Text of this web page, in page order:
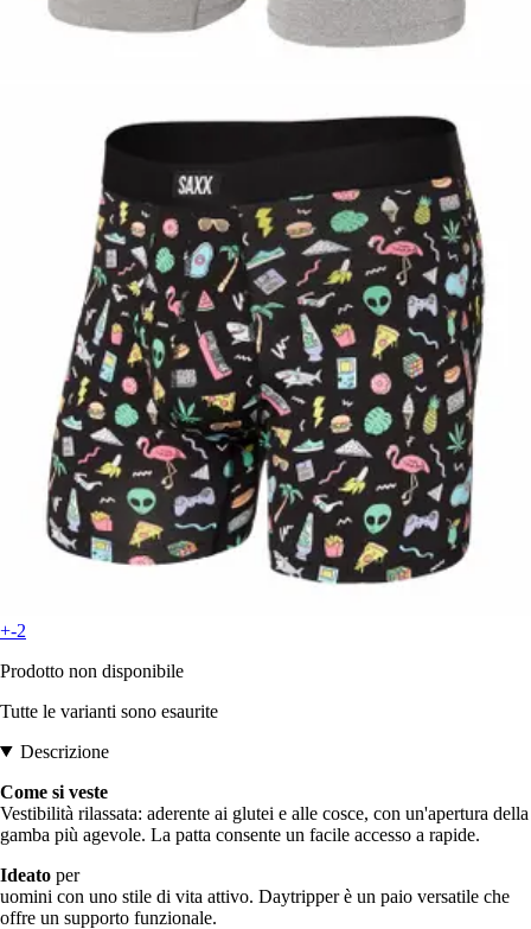
+-2
Prodotto non disponibile
Tutte le varianti sono esaurite
Descrizione
Come si veste
Vestibilità rilassata: aderente ai glutei e alle cosce, con un'apertura della
gamba più agevole. La patta consente un facile accesso a rapide.
Ideato per
uomini con uno stile di vita attivo. Daytripper è un paio versatile che
offre un supporto funzionale.